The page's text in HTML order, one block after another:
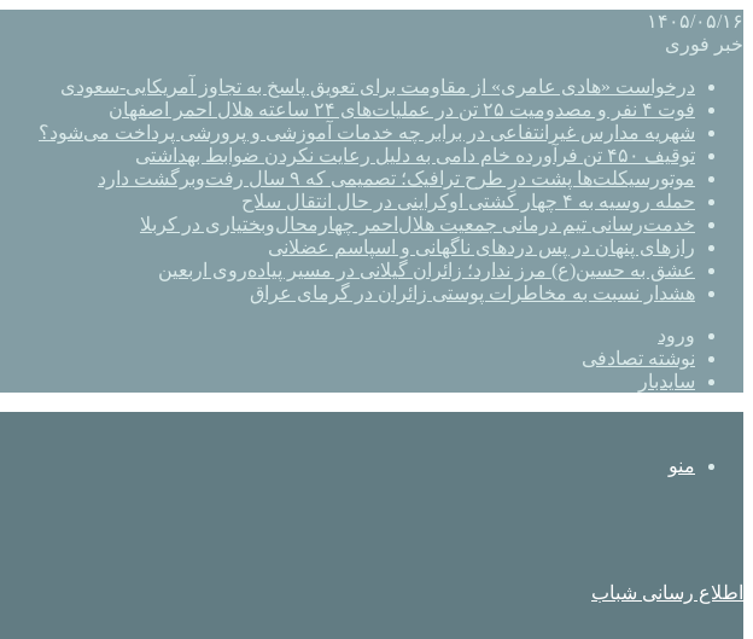
۱۴۰۵/۰۵/۱۶
خبر فوری
درخواست «هادی عامری» از مقاومت برای تعویق پاسخ به تجاوز آمریکایی-سعودی
فوت ۴ نفر و مصدومیت ۲۵ تن در عملیات‌های ۲۴ ساعته هلال احمر اصفهان
شهریه مدارس غیرانتفاعی در برابر چه خدمات آموزشی و پرورشی پرداخت می‌شود؟
توقیف ۴۵۰ تن فرآورده خام دامی به دلیل رعایت نکردن ضوابط بهداشتی
موتورسیکلت‌ها پشت درِ طرح ترافیک؛ تصمیمی که ۹ سال رفت‌وبرگشت دارد
حمله روسیه به ۴ چهار کشتی اوکراینی در حال انتقال سلاح
خدمت‌رسانی تیم درمانی جمعیت هلال‌احمر چهارمحال‌وبختیاری در کربلا
رازهای پنهان در پس دردهای ناگهانی و اسپاسم عضلانی
عشق به حسین(ع) مرز ندارد؛ زائران گیلانی در مسیر پیاده‌روی اربعین
هشدار نسبت به مخاطرات پوستی زائران در گرمای عراق
ورود
نوشته تصادفی
سایدبار
منو
اطلاع رسانی شباب